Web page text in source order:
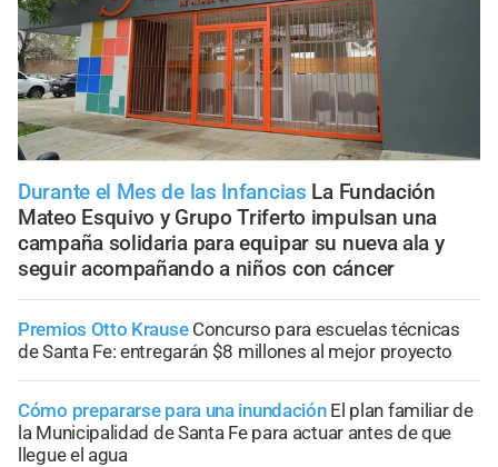
Durante el Mes de las Infancias La Fundación
Mateo Esquivo y Grupo Triferto impulsan una
campaña solidaria para equipar su nueva ala y
seguir acompañando a niños con cáncer
Premios Otto Krause Concurso para escuelas técnicas
de Santa Fe: entregarán $8 millones al mejor proyecto
Cómo prepararse para una inundación El plan familiar de
la Municipalidad de Santa Fe para actuar antes de que
llegue el agua